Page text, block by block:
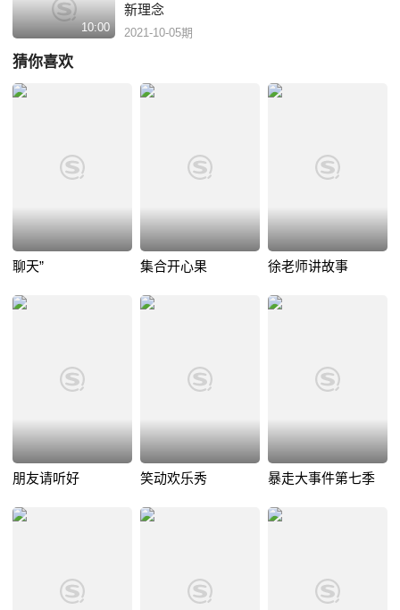
10:00
新理念
2021-10-05期
猜你喜欢
聊天” 集合开心果 徐老师讲故事
朋友请听好 笑动欢乐秀 暴走大事件第七季